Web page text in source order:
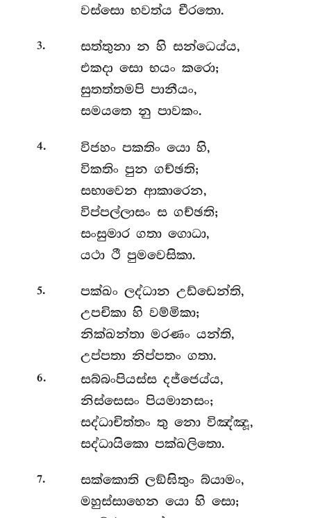
වස්සො භවත්ය චීරතො.
3. සත්තුනා න හි සන්ධෙය්ය,
එකදා සො භයං කරො;
සුතත්තමපි පානීයං,
සමයතෙ නු පාවකං.
4. විජහං පකතිං යො හි,
විකතිං පුන ගච්ඡති;
සභාවෙන ආකාරෙන,
විප්පල්ලාසං ස ගච්ඡති;
සංසුමාර ගතා ගොධා,
යථා ථී පුමවෙසිකා.
5. පක්ඛං ලද්ධාන උඩ්ඩෙන්ති,
උපචිකා හි වම්මිකා;
නික්ඛන්තා මරණං යන්ති,
උප්පතා නිප්පතං ගතා.
6. සබ්බංපියස්ස දජ්ජෙය්ය,
නිස්සෙසං පියමානසං;
සද්ධාචිත්තං තු නො විඤ්ඤූ,
සද්ධායිකො පක්ඛලිතො.
7. සක්කොති ලඞ්ඝිතුං බ්යාමං,
මහුස්සාහෙන යො හි සො;